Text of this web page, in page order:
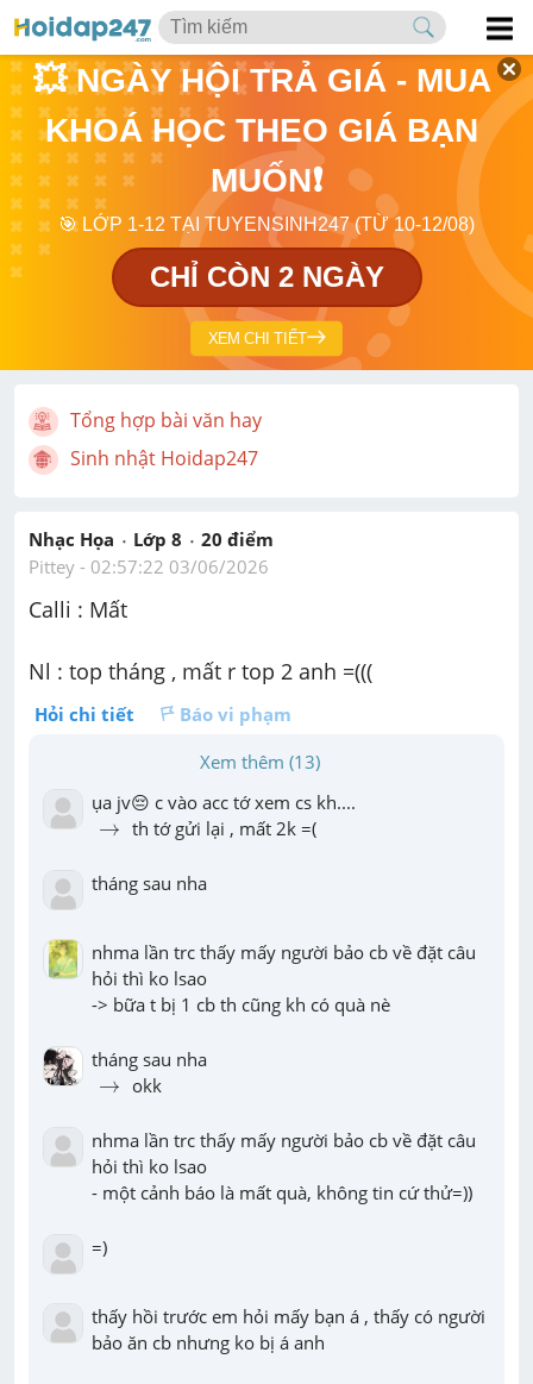
💥 NGÀY HỘI TRẢ GIÁ - MUA
KHOÁ HỌC THEO GIÁ BẠN
MUỐN❗
🎯 LỚP 1-12 TẠI TUYENSINH247 (TỪ 10-12/08)
CHỈ CÒN 2 NGÀY
XEM CHI TIẾT
Tổng hợp bài văn hay
Sinh nhật Hoidap247
Nhạc Họa Lớp 8 20 điểm
Pittey - 02:57:22 03/06/2026
Calli : Mất
Nl : top tháng , mất r top 2 anh =(((
Hỏi chi tiết
Báo vi phạm
Xem thêm (13)
→
→ th tớ gửi lại , mất 2k =(
tháng sau nha
nhma lần trc thấy mấy người bảo cb về đặt câu
hỏi thì ko lsao
-> bữa t bị 1 cb th cũng kh có quà nè
→
→ okk
nhma lần trc thấy mấy người bảo cb về đặt câu
hỏi thì ko lsao
- một cảnh báo là mất quà, không tin cứ thử=))
=)
thấy hồi trước em hỏi mấy bạn á , thấy có người
bảo ăn cb nhưng ko bị á anh